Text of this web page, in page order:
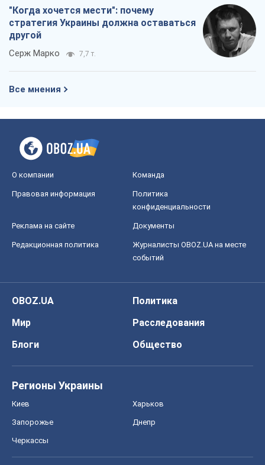
"Когда хочется мести": почему
стратегия Украины должна оставаться
другой
Серж Марко 7,7 т.
Все мнения
О компании Команда
Правовая информация
Политика
конфиденциальности
Реклама на сайте Документы
Редакционная политика
Журналисты OBOZ.UA на месте
событий
OBOZ.UA
Политика
Мир
Расследования
Блоги
Общество
Регионы Украины
Киев Харьков
Запорожье Днепр
Черкассы